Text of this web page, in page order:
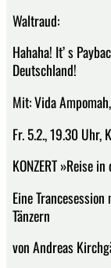
Waltraud:
Hahaha! It’ s
Deutschland!
Mit: Vida
Fr. 5.2., 19.30 Uhr,
KONZERT »Reise
Eine
Tänzern
von Andreas